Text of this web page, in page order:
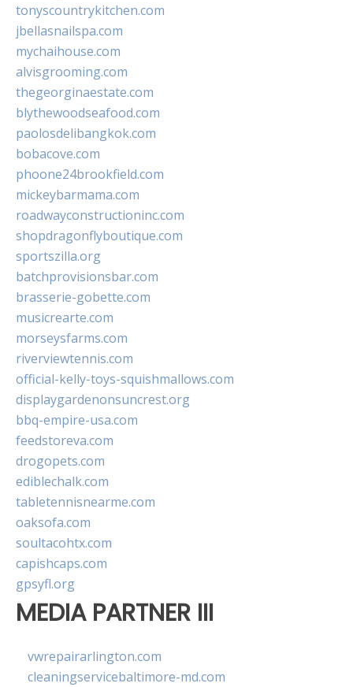
tonyscountrykitchen.com
jbellasnailspa.com
mychaihouse.com
alvisgrooming.com
thegeorginaestate.com
blythewoodseafood.com
paolosdelibangkok.com
bobacove.com
phoone24brookfield.com
mickeybarmama.com
roadwayconstructioninc.com
shopdragonflyboutique.com
sportszilla.org
batchprovisionsbar.com
brasserie-gobette.com
musicrearte.com
morseysfarms.com
riverviewtennis.com
official-kelly-toys-squishmallows.com
displaygardenonsuncrest.org
bbq-empire-usa.com
feedstoreva.com
drogopets.com
ediblechalk.com
tabletennisnearme.com
oaksofa.com
soultacohtx.com
capishcaps.com
gpsyfl.org
MEDIA PARTNER III
vwrepairarlington.com
cleaningservicebaltimore-md.com